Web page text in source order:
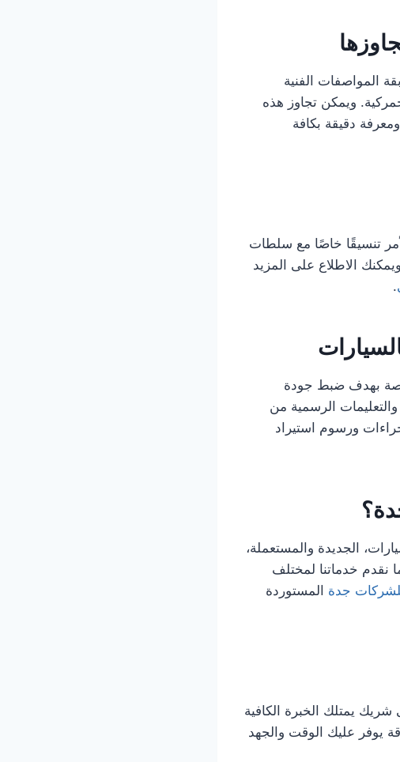
المواصفات الفنية
ويمكن تجاوز هذه
دقيقة بكافة
تنسيقًا خاصًا مع سلطات
الاطلاع على المزيد
.
بهدف ضبط جودة
الرسمية من
ورسوم استيراد
الجديدة والمستعملة،
نقدم خدماتنا لمختلف
جدة المستوردة
يمتلك الخبرة الكافية
يوفر عليك الوقت والجهد